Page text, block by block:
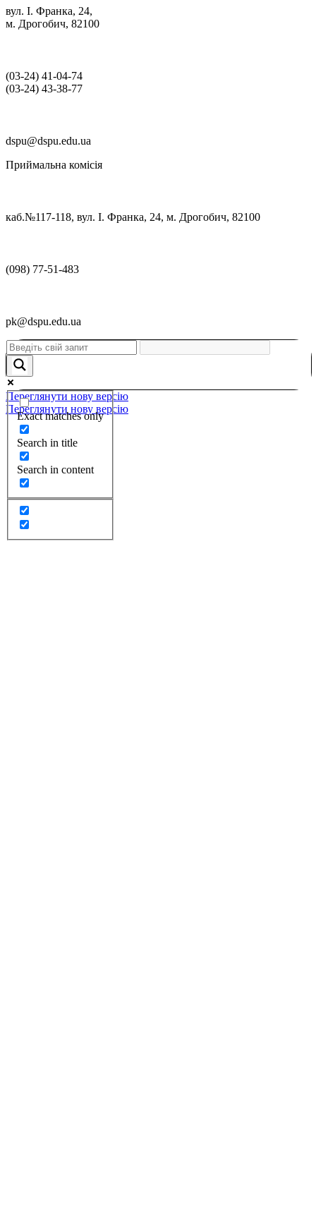
вул. І. Франка, 24,
м. Дрогобич, 82100
(03‑24) 41‑04‑74
(03‑24) 43‑38‑77
dspu@dspu.edu.ua
Приймальна комісія
каб.№117-118, вул. І. Франка, 24, м. Дрогобич, 82100
(098) 77-51-483
pk@dspu.edu.ua
Exact matches only
Search in title
Search in content
Переглянути нову версію
Переглянути нову версію